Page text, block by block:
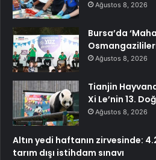
Ağustos 8, 2026
Bursa’da
Ağustos 8, 2026
Tianjin
Xi Le’nin 13.
Ağustos 8, 2026
Altın yedi haftanın zirvesinde:
tarım dışı istihdam sınavı